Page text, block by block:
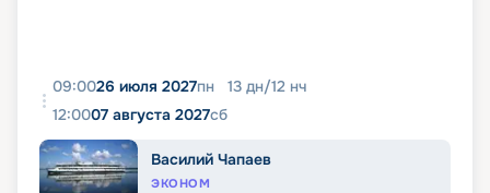
09:0026 июля 2027пн 13 дн/12 нч
12:0007 августа 2027сб
Василий Чапаев
ЭКОНОМ